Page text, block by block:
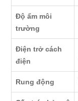
Độ ẩm môi
trường
Điện trở cách
điện
Rung động